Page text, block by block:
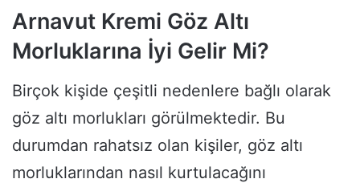
Arnavut Kremi Göz Altı
Morluklarına İyi Gelir Mi?
Birçok kişide çeşitli nedenlere bağlı olarak
göz altı morlukları görülmektedir. Bu
durumdan rahatsız olan kişiler, göz altı
morluklarından nasıl kurtulacağını